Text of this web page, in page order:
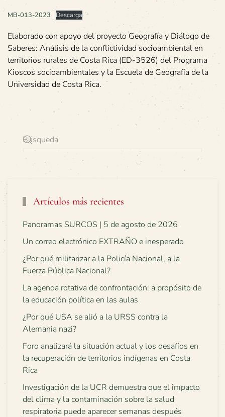
MB-013-2023 Descarga
Elaborado con apoyo del proyecto Geografía y Diálogo de
Saberes: Análisis de la conflictividad socioambiental en
territorios rurales de Costa Rica (ED-3526) del Programa
Kioscos socioambientales y la Escuela de Geografía de la
Universidad de Costa Rica.
Artículos más recientes
Panoramas SURCOS | 5 de agosto de 2026
Un correo electrónico EXTRAÑO e inesperado
¿Por qué militarizar a la Policía Nacional, a la
Fuerza Pública Nacional?
La agenda rotativa de confrontación: a propósito de
la educación política en las aulas
¿Por qué USA se alió a la URSS contra la
Alemania nazi?
Foro analizará la situación actual y los desafíos en
la recuperación de territorios indígenas en Costa
Rica
Investigación de la UCR demuestra que el impacto
del clima y la contaminación sobre la salud
respiratoria puede aparecer semanas después